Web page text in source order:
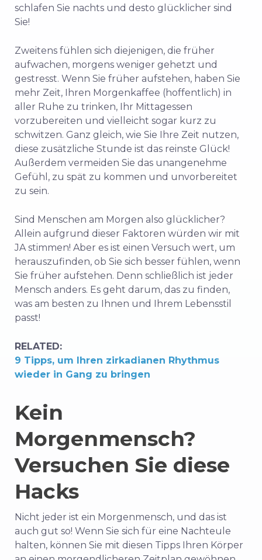
schlafen Sie nachts und desto glücklicher sind
Sie!
Zweitens fühlen sich diejenigen, die früher
aufwachen, morgens weniger gehetzt und
gestresst. Wenn Sie früher aufstehen, haben Sie
mehr Zeit, Ihren Morgenkaffee (hoffentlich) in
aller Ruhe zu trinken, Ihr Mittagessen
vorzubereiten und vielleicht sogar kurz zu
schwitzen. Ganz gleich, wie Sie Ihre Zeit nutzen,
diese zusätzliche Stunde ist das reinste Glück!
Außerdem vermeiden Sie das unangenehme
Gefühl, zu spät zu kommen und unvorbereitet
zu sein.
Sind Menschen am Morgen also glücklicher?
Allein aufgrund dieser Faktoren würden wir mit
JA stimmen! Aber es ist einen Versuch wert, um
herauszufinden, ob Sie sich besser fühlen, wenn
Sie früher aufstehen. Denn schließlich ist jeder
Mensch anders. Es geht darum, das zu finden,
was am besten zu Ihnen und Ihrem Lebensstil
passt!
RELATED:
9 Tipps, um Ihren zirkadianen Rhythmus
wieder in Gang zu bringen
Kein
Morgenmensch?
Versuchen Sie diese
Hacks
Nicht jeder ist ein Morgenmensch, und das ist
auch gut so! Wenn Sie sich für eine Nachteule
halten, können Sie mit diesen Tipps Ihren Körper